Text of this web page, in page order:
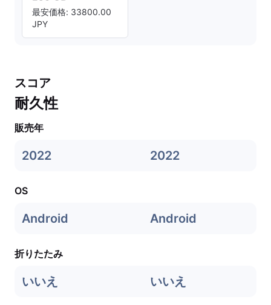
最安価格: 33800.00
JPY
スコア
耐久性
販売年
2022 2022
OS
Android Android
折りたたみ
いいえ いいえ